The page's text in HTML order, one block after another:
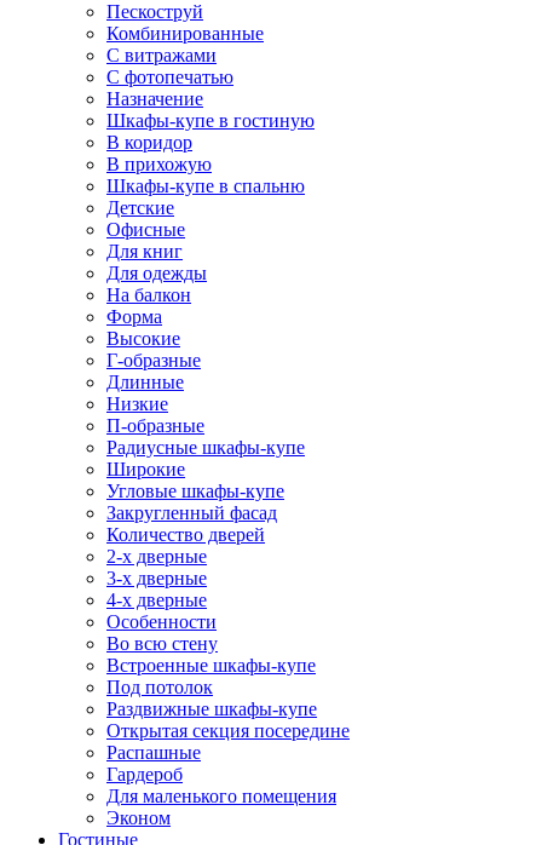
Пескоструй
Комбинированные
С витражами
С фотопечатью
Назначение
Шкафы-купе в гостиную
В коридор
В прихожую
Шкафы-купе в спальню
Детские
Офисные
Для книг
Для одежды
На балкон
Форма
Высокие
Г-образные
Длинные
Низкие
П-образные
Радиусные шкафы-купе
Широкие
Угловые шкафы-купе
Закругленный фасад
Количество дверей
2-х дверные
3-х дверные
4-х дверные
Особенности
Во всю стену
Встроенные шкафы-купе
Под потолок
Раздвижные шкафы-купе
Открытая секция посередине
Распашные
Гардероб
Для маленького помещения
Эконом
Гостиные